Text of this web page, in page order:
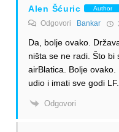
Alen Šćuric Author
Odgovori Bankar
Da, bolje ovako.
ništa se ne radi. Što bi
airBlatica. Bolje
udio i imati sve godi LF.
Odgovori